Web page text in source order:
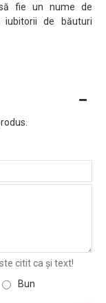
fie un nume de
de băuturi
citit ca şi text!
Bun